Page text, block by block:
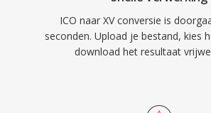
ICO naar XV conversie is
seconden. Upload je bestand, kies
download het resultaat